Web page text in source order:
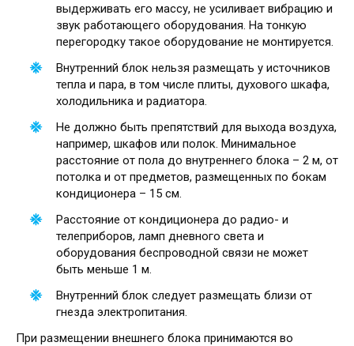
выдерживать его массу, не усиливает вибрацию и
звук работающего оборудования. На тонкую
перегородку такое оборудование не монтируется.
Внутренний блок нельзя размещать у источников
тепла и пара, в том числе плиты, духового шкафа,
холодильника и радиатора.
Не должно быть препятствий для выхода воздуха,
например, шкафов или полок. Минимальное
расстояние от пола до внутреннего блока – 2 м, от
потолка и от предметов, размещенных по бокам
кондиционера – 15 см.
Расстояние от кондиционера до радио- и
телеприборов, ламп дневного света и
оборудования беспроводной связи не может
быть меньше 1 м.
Внутренний блок следует размещать близи от
гнезда электропитания.
При размещении внешнего блока принимаются во